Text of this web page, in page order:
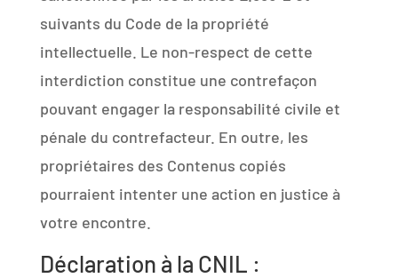
suivants du Code de la propriété
intellectuelle. Le non-respect de cette
interdiction constitue une contrefaçon
pouvant engager la responsabilité civile et
pénale du contrefacteur. En outre, les
propriétaires des Contenus copiés
pourraient intenter une action en justice à
votre encontre.
Déclaration à la CNIL :